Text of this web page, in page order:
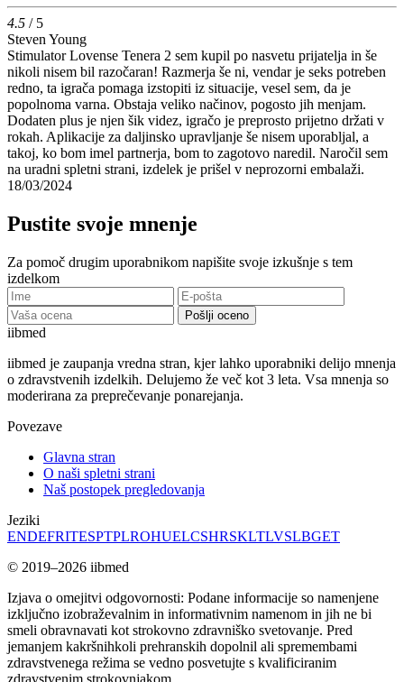
4.5 / 5
Steven Young
Stimulator Lovense Tenera 2 sem kupil po nasvetu prijatelja in še
nikoli nisem bil razočaran! Razmerja še ni, vendar je seks potreben
redno, ta igrača pomaga izstopiti iz situacije, vesel sem, da je
popolnoma varna. Obstaja veliko načinov, pogosto jih menjam.
Dodaten plus je njen šik videz, igračo je preprosto prijetno držati v
rokah. Aplikacije za daljinsko upravljanje še nisem uporabljal, a
takoj, ko bom imel partnerja, bom to zagotovo naredil. Naročil sem
na uradni spletni strani, izdelek je prišel v neprozorni embalaži.
18/03/2024
Pustite svoje mnenje
Za pomoč drugim uporabnikom napišite svoje izkušnje s tem
izdelkom
Pošlji oceno
iibmed
iibmed je zaupanja vredna stran, kjer lahko uporabniki delijo mnenja
o zdravstvenih izdelkih. Delujemo že več kot 3 leta. Vsa mnenja so
moderirana za preprečevanje ponarejanja.
Povezave
Glavna stran
O naši spletni strani
Naš postopek pregledovanja
Jeziki
ENDEFRITESPTPLROHUELCSHRSKLTLVSLBGET
© 2019–2026 iibmed
Izjava o omejitvi odgovornosti: Podane informacije so namenjene
izključno izobraževalnim in informativnim namenom in jih ne bi
smeli obravnavati kot strokovno zdravniško svetovanje. Pred
jemanjem kakršnihkoli prehranskih dopolnil ali spremembami
zdravstvenega režima se vedno posvetujte s kvalificiranim
zdravstvenim strokovnjakom.